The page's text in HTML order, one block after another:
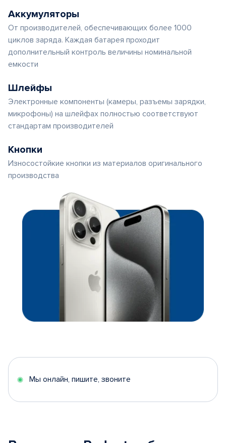
Аккумуляторы
От производителей, обеспечивающих более 1000
циклов заряда. Каждая батарея проходит
дополнительный контроль величины номинальной
емкости
Шлейфы
Электронные компоненты (камеры, разъемы зарядки,
микрофоны) на шлейфах полностью соответствуют
стандартам производителей
Кнопки
Износостойкие кнопки из материалов оригинального
производства
Мы онлайн, пишите, звоните